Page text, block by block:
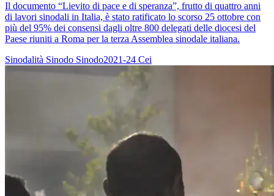
Il documento “Lievito di pace e di speranza”, frutto di quattro anni
di lavori sinodali in Italia, è stato ratificato lo scorso 25 ottobre con
più del 95% dei consensi dagli oltre 800 delegati delle diocesi del
Paese riuniti a Roma per la terza Assemblea sinodale italiana.
Sinodalità Sinodo Sinodo2021-24 Cei